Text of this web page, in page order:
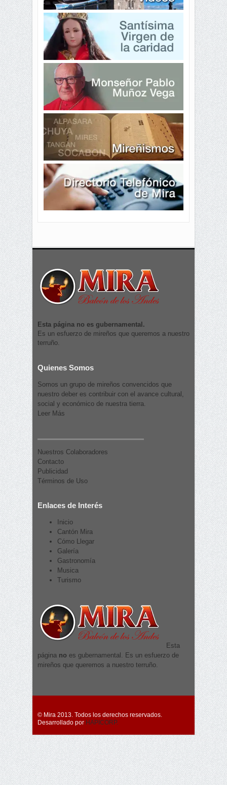
Esta página no es gubernamental.
Es un esfuerzo de mireños que queremos a nuestro
terruño.
Quienes Somos
Somos un grupo de mireños convencidos que
nuestro deber es contribuir con el avance cultural,
social y económico de nuestra tierra.
Leer Más
Nuestros Colaboradores
Contacto
Publicidad
Términos de Uso
Enlaces de Interés
Inicio
Cantón Mira
Cómo Llegar
Galería
Gastronomía
Musica
Turismo
Esta
página no es gubernamental. Es un esfuerzo de
mireños que queremos a nuestro terruño.
© Mira 2013. Todos los derechos reservados.
Desarrollado por HAPICORP.